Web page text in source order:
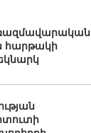
հարթակի